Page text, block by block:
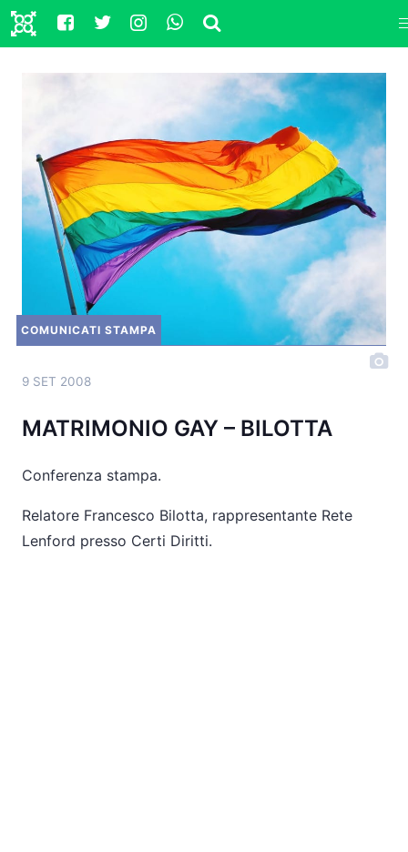
COMUNICATI STAMPA
9 SET 2008
MATRIMONIO GAY – BILOTTA
Conferenza stampa.
Relatore Francesco Bilotta, rappresentante Rete
Lenford presso Certi Diritti.